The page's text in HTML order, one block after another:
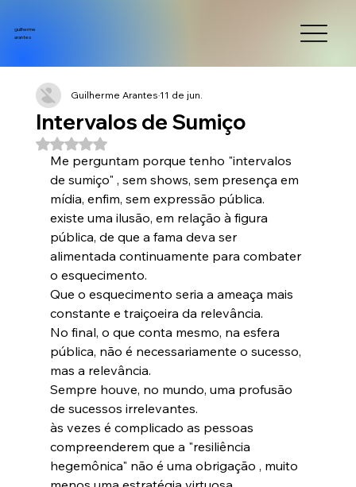
guilherme
arantes
Intervalos de Sumiço
Guilherme Arantes11 de jun.
Avaliado com NaN de 5 estrelas.
Me perguntam porque tenho "intervalos
de sumiço" , sem shows, sem presença em
mídia, enfim, sem expressão pública.
existe uma ilusão, em relação à figura
pública, de que a fama deva ser
alimentada continuamente para combater
o esquecimento.
Que o esquecimento seria a ameaça mais
constante e traiçoeira da relevância.
No final, o que conta mesmo, na esfera
pública, não é necessariamente o sucesso,
mas a relevância.
Sempre houve, no mundo, uma profusão
de sucessos irrelevantes.
às vezes é complicado as pessoas
compreenderem que a "resiliência
hegemônica" não é uma obrigação , muito